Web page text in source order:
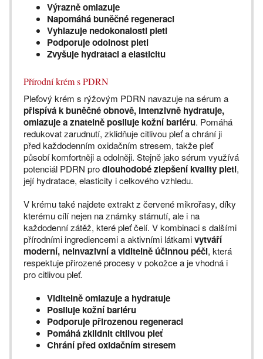
Výrazně omlazuje
Napomáhá buněčné regeneraci
Vyhlazuje nedokonalosti pleti
Podporuje odolnost pleti
Zvyšuje hydrataci a elasticitu
Přírodní krém s PDRN
Pleťový krém s rýžovým PDRN navazuje na sérum a
přispívá k buněčné obnově, intenzivně hydratuje,
omlazuje a znatelně posiluje kožní bariéru. Pomáhá
redukovat zarudnutí, zklidňuje citlivou pleť a chrání ji
před každodenním oxidačním stresem, takže pleť
působí komfortněji a odolněji. Stejně jako sérum využívá
potenciál PDRN prodlouhodobé zlepšení kvality pleti,
její hydratace, elasticity i celkového vzhledu.
V krému také najdete extrakt z červené mikrořasy, díky
kterému cílí nejen na známky stárnutí, ale i na
každodenní zátěž, které pleť čelí. V kombinaci s dalšími
přírodními ingrediencemi a aktivními látkamivytváří
moderní, neinvazivní a viditelně účinnou péči, která
respektuje přirozené procesy v pokožce a je vhodná i
pro citlivou pleť.
Viditelně omlazuje a hydratuje
Posiluje kožní bariéru
Podporuje přirozenou regeneraci
Pomáhá zklidnit citlivou pleť
Chrání před oxidačním stresem